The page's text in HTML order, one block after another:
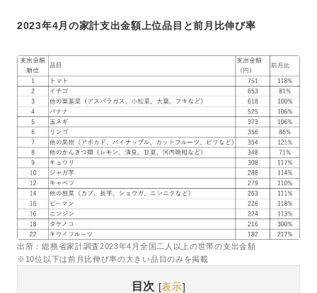
2023年4月の家計支出金額上位品目と前月比伸び率
出所：総務省家計調査2023年4月全国二人以上の世帯の支出金額
※10位以下は前月比伸び率の大きい品目のみを掲載
目次 [表示]